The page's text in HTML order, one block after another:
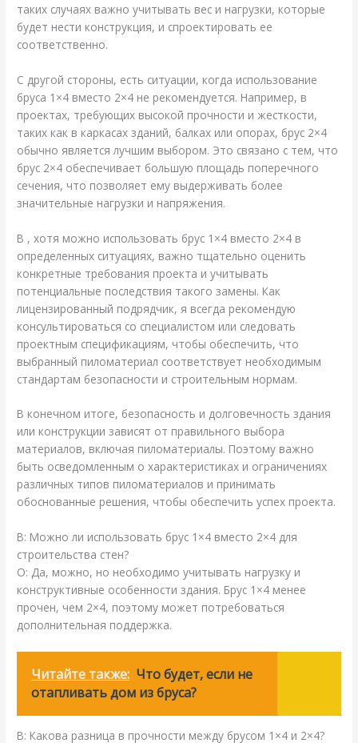
таких случаях важно учитывать вес и нагрузки, которые
будет нести конструкция, и спроектировать ее
соответственно.
С другой стороны, есть ситуации, когда использование
бруса 1×4 вместо 2×4 не рекомендуется. Например, в
проектах, требующих высокой прочности и жесткости,
таких как в каркасах зданий, балках или опорах, брус 2×4
обычно является лучшим выбором. Это связано с тем, что
брус 2×4 обеспечивает большую площадь поперечного
сечения, что позволяет ему выдерживать более
значительные нагрузки и напряжения.
В , хотя можно использовать брус 1×4 вместо 2×4 в
определенных ситуациях, важно тщательно оценить
конкретные требования проекта и учитывать
потенциальные последствия такого замены. Как
лицензированный подрядчик, я всегда рекомендую
консультироваться со специалистом или следовать
проектным спецификациям, чтобы обеспечить, что
выбранный пиломатериал соответствует необходимым
стандартам безопасности и строительным нормам.
В конечном итоге, безопасность и долговечность здания
или конструкции зависят от правильного выбора
материалов, включая пиломатериалы. Поэтому важно
быть осведомленным о характеристиках и ограничениях
различных типов пиломатериалов и принимать
обоснованные решения, чтобы обеспечить успех проекта.
В: Можно ли использовать брус 1×4 вместо 2×4 для
строительства стен?
О: Да, можно, но необходимо учитывать нагрузку и
конструктивные особенности здания. Брус 1×4 менее
прочен, чем 2×4, поэтому может потребоваться
дополнительная поддержка.
Читайте также: Что будет, если не
отапливать дом из бруса?
В: Какова разница в прочности между брусом 1×4 и 2×4?